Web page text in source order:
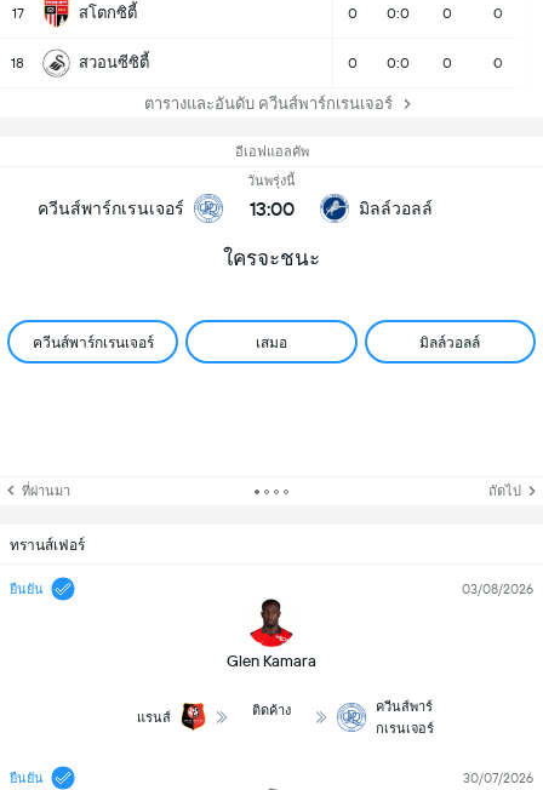
17 สโตกซิตี้ 0 0:0 0 0
18 สวอนซีซิตี้ 0 0:0 0 0
ตารางและอันดับ ควีนส์พาร์กเรนเจอร์
อีเอฟแอลคัพ
ควีนส์พาร์กเรนเจอร์
วันพรุ่งนี้
13:00 มิลล์วอลล์
ใครจะชนะ
ควีนส์พาร์กเรนเจอร์ เสมอ มิลล์วอลล์
ที่ผ่านมา ถัดไป
ทรานส์เฟอร์
ยืนยัน
Glen Kamara
03/08/2026
แรนส์ ติดค้าง
ควีนส์พาร์
กเรนเจอร์
ยืนยัน 30/07/2026